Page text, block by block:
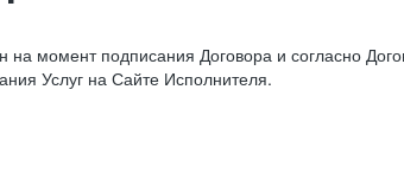
на момент подписания Договора и согласно
Услуг на Сайте Исполнителя.